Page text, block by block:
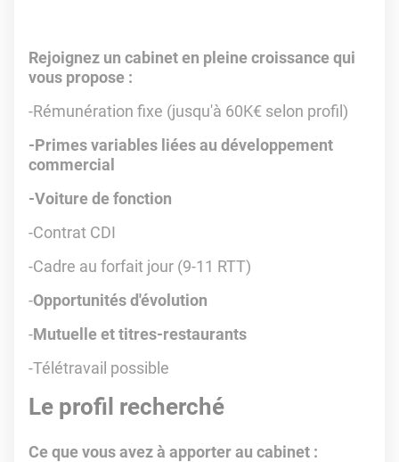
Rejoignez un cabinet en pleine croissance qui
vous propose :
-Rémunération fixe (jusqu'à 60K€ selon profil)
-Primes variables liées au développement
commercial
-Voiture de fonction
-Contrat CDI
-Cadre au forfait jour (9-11 RTT)
-Opportunités d'évolution
-Mutuelle et titres-restaurants
-Télétravail possible
Le profil recherché
Ce que vous avez à apporter au cabinet :